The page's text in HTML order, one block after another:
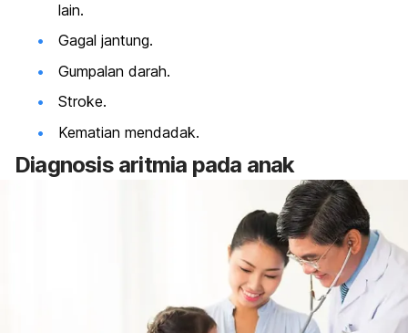
lain.
Gagal jantung.
Gumpalan darah.
Stroke.
Kematian mendadak.
Diagnosis aritmia pada anak